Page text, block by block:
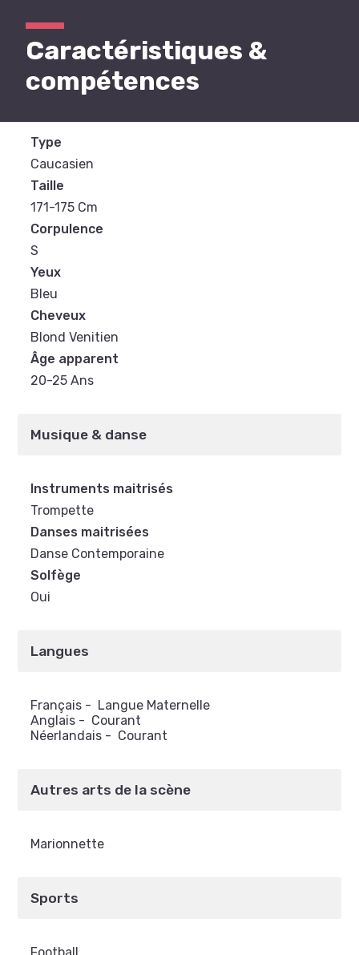
Caractéristiques &
compétences
Type
Caucasien
Taille
171-175 Cm
Corpulence
S
Yeux
Bleu
Cheveux
Blond Venitien
Âge apparent
20-25 Ans
Musique & danse
Instruments maitrisés
Trompette
Danses maitrisées
Danse Contemporaine
Solfège
Oui
Langues
Français - Langue Maternelle
Anglais - Courant
Néerlandais - Courant
Autres arts de la scène
Marionnette
Sports